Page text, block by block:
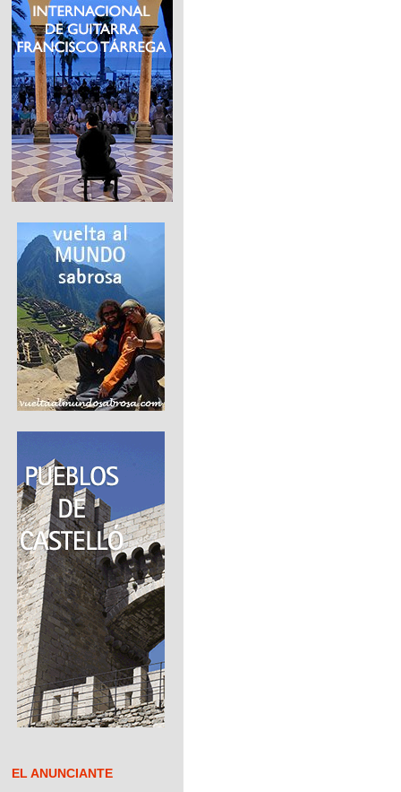
EL ANUNCIANTE